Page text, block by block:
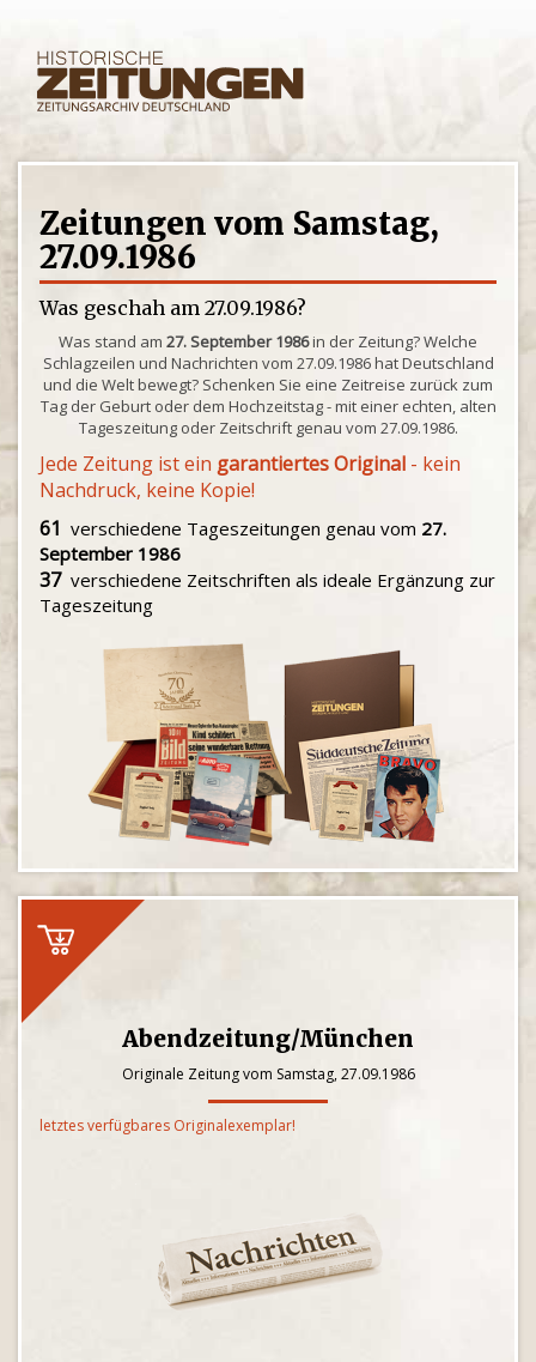
Zeitungen vom Samstag,
27.09.1986
Was geschah am 27.09.1986?
Was stand am 27. September 1986in der Zeitung? Welche
Schlagzeilen und Nachrichten vom 27.09.1986 hat Deutschland
und die Welt bewegt? Schenken Sie eine Zeitreise zurück zum
Tag der Geburt oder dem Hochzeitstag - mit einer echten, alten
Tageszeitung oder Zeitschrift genau vom 27.09.1986.
Jede Zeitung ist ein garantiertes Original - kein
Nachdruck, keine Kopie!
61 verschiedene Tageszeitungen genau vom 27.
September 1986
37verschiedene Zeitschriften als ideale Ergänzung zur
Tageszeitung
Abendzeitung/München
Originale Zeitung vom Samstag, 27.09.1986
letztes verfügbares Originalexemplar!